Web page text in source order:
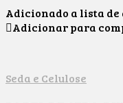
Adicionado a lista de
Adicionar para
Seda e Celulose